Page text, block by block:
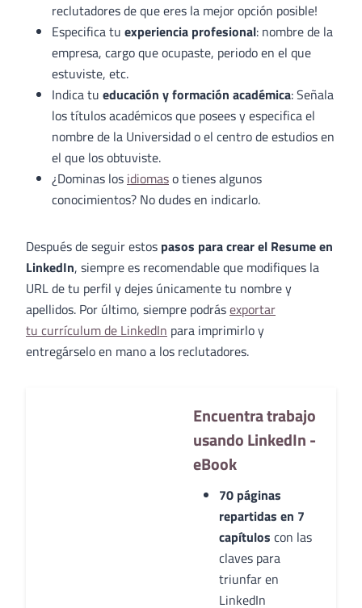
reclutadores de que eres la mejor opción posible!
Especifica tu experiencia profesional: nombre de la
empresa, cargo que ocupaste, periodo en el que
estuviste, etc.
Indica tu educación y formación académica: Señala
los títulos académicos que posees y especifica el
nombre de la Universidad o el centro de estudios en
el que los obtuviste.
¿Dominas los idiomaso tienes algunos
conocimientos? No dudes en indicarlo.
Después de seguir estos pasos para crear el Resume en
LinkedIn, siempre es recomendable que modifiques la
URL de tu perfil y dejes únicamente tu nombre y
apellidos. Por último, siempre podrásexportar
tu currículum de LinkedIn para imprimirlo y
entregárselo en mano a los reclutadores.
Encuentra trabajo
usando LinkedIn -
eBook
70 páginas
repartidas en 7
capítulos con las
claves para
triunfar en
LinkedIn